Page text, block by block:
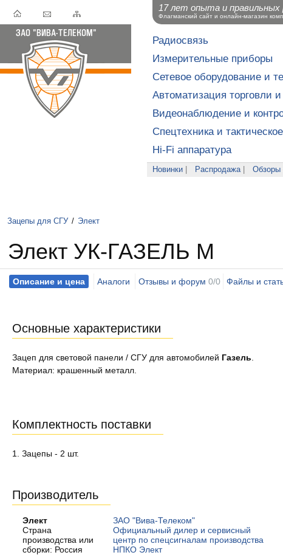
Радиосвязь
Измерительные приборы
Сетевое оборудование и
Автоматизация торговли
Видеонаблюдение и
Спецтехника и
Hi-Fi аппаратура
Новинки Распродажа| Обзоры
Зацепы для СГУ / Элект
Элект УК-ГАЗЕЛЬ М
Описание и цена Аналоги Отзывы и форум 0/0 Файлы и
Основные характеристики
Зацеп для световой панели / СГУ для автомобилей Газель
Материал: крашенный металл.
Комплектность поставки
1. Зацепы - 2 шт.
Производитель
Элект
Страна
производства или
сборки: Россия
ЗАО "Вива-Телеком"
Официальный дилер и сервисный
центр по спецсигналам производства
НПКО Элект
17 лет опыта и
Флагманский сайт и онлайн-магазин